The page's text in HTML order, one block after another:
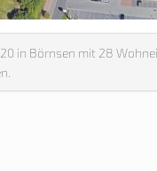
in Börnsen mit 28